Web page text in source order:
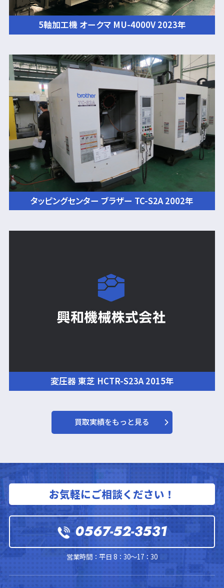
5軸加工機 オークマ MU-4000V 2023年
タッピングセンター ブラザー TC-S2A 2002年
変圧器 東芝 HCTR-S23A 2015年
買取実績をもっと見る
お気軽にご相談ください！
0567-52-3531
営業時間：平日 8：30～17：30